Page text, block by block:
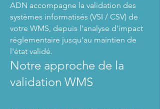
ADN accompagne la validation des
systèmes informatisés (VSI / CSV) de
votre WMS, depuis l'analyse d'impact
réglementaire jusqu'au maintien de
l'état validé.
Notre approche de la
validation WMS